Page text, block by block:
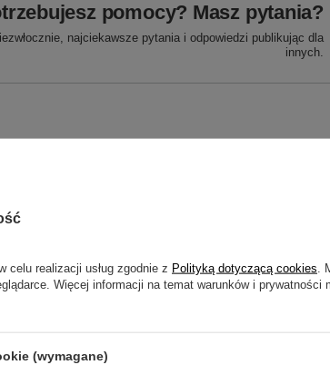
pomocy? Masz pytania?
najciekawsze pytania i odpowiedzi publikując dla
innych.
celu realizacji usług zgodnie z Polityką dotyczącą cookies .
Więcej informacji na temat warunków i prywatności
(wymagane)